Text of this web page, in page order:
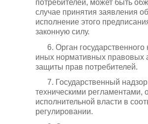
потребителей, может быть
случае принятия заявления
исполнение этого
законную силу.
6. Орган
иных нормативных правовых
защиты прав потребителей.
7. Государственный
техническими
исполнительной власти в
регулировании.